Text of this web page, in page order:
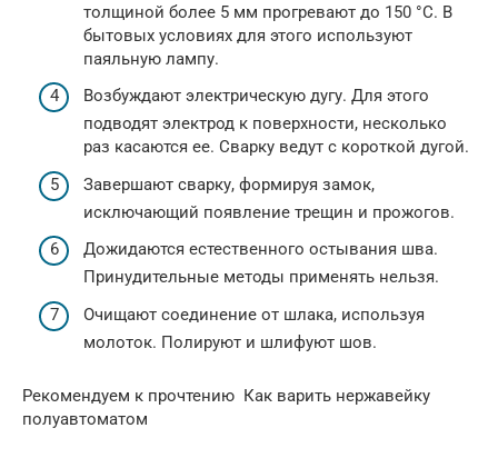
толщиной более 5 мм прогревают до 150 °С. В
бытовых условиях для этого используют
паяльную лампу.
Возбуждают электрическую дугу. Для этого
подводят электрод к поверхности, несколько
раз касаются ее. Сварку ведут с короткой дугой.
Завершают сварку, формируя замок,
исключающий появление трещин и прожогов.
Дожидаются естественного остывания шва.
Принудительные методы применять нельзя.
Очищают соединение от шлака, используя
молоток. Полируют и шлифуют шов.
Рекомендуем к прочтению Как варить нержавейку
полуавтоматом